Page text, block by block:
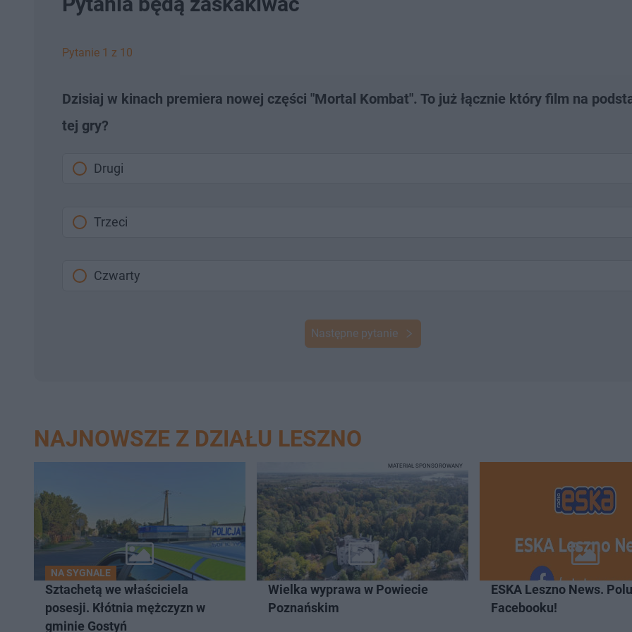
Pytanie 1 z 10
Dzisiaj w kinach premiera nowej części "Mortal Kombat". To już łącznie który film na
tej gry?
Drugi
Trzeci
Czwarty
Następne pytanie
NAJNOWSZE Z DZIAŁU LESZNO
NA SYGNALE
Sztachetą we właściciela
posesji. Kłótnia mężczyzn w
gminie Gostyń
Wielka wyprawa w Powiecie
Poznańskim
MATERIAŁ SPONSOROWANY
ESKA Leszno News.
Facebooku!